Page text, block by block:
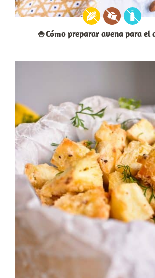
🍚Cómo preparar avena para el